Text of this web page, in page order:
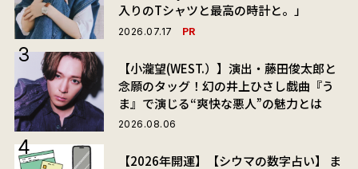
入りのTシャツと最高の時計と。」
2026.07.17 PR
【小瀧望(WEST.）】演出・藤田俊太郎と
念願のタッグ！幻の井上ひさし戯曲『う
ま』で演じる“爽快な悪人”の魅力とは
2026.08.06
【2026年開運】【シウマの数字占い】 ま